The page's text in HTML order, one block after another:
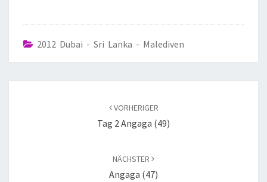
2012 Dubai - Sri Lanka - Malediven
VORHERIGER
Tag 2 Angaga (49)
NÄCHSTER
Angaga (47)